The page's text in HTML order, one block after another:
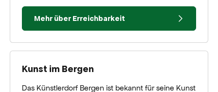
Mehr über Erreichbarkeit
Kunst im Bergen
Das Künstlerdorf Bergen ist bekannt für seine Kunst